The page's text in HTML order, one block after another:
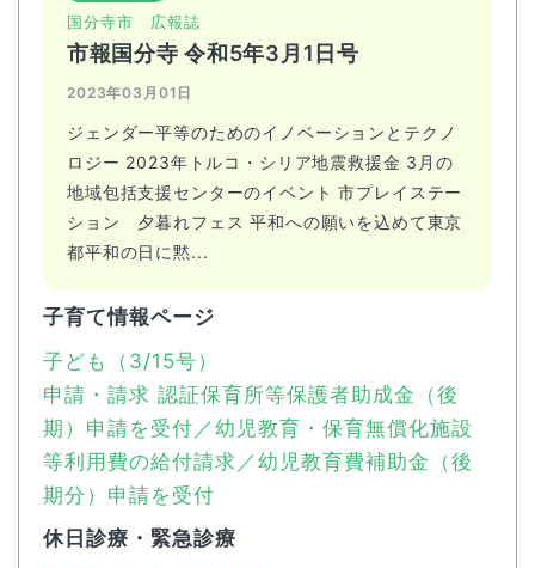
国分寺市 広報誌
市報国分寺 令和5年3月1日号
2023年03月01日
ジェンダー平等のためのイノベーションとテクノ
ロジー 2023年トルコ・シリア地震救援金 3月の
地域包括支援センターのイベント 市プレイステー
ション 夕暮れフェス 平和への願いを込めて東京
都平和の日に黙...
子育て情報ページ
子ども（3/15号）
申請・請求 認証保育所等保護者助成金（後
期）申請を受付／幼児教育・保育無償化施設
等利用費の給付請求／幼児教育費補助金（後
期分）申請を受付
休日診療・緊急診療